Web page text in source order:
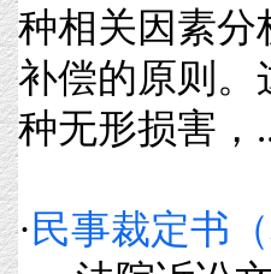
种相关因
补偿的原则。
种无形损害，
· 民事裁定书